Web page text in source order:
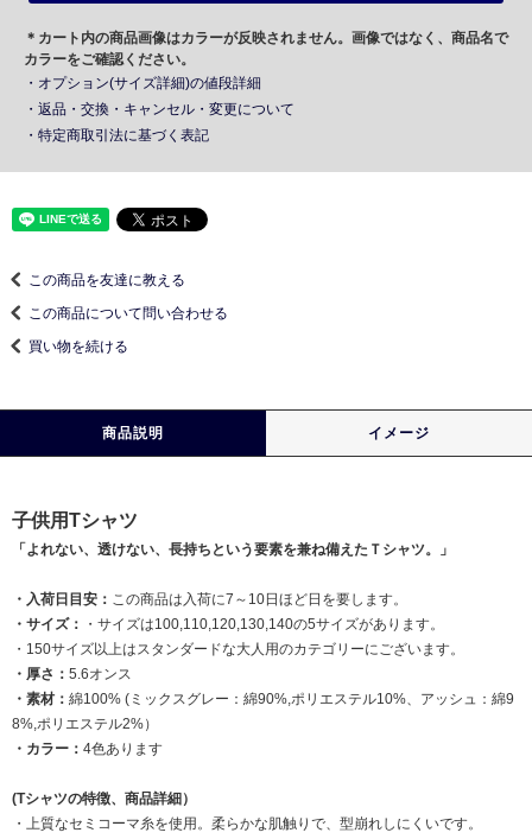
＊カート内の商品画像はカラーが反映されません。画像ではなく、商品名で
カラーをご確認ください。
・オプション(サイズ詳細)の値段詳細
・返品・交換・キャンセル・変更について
・特定商取引法に基づく表記
この商品を友達に教える
この商品について問い合わせる
買い物を続ける
商品説明 イメージ
子供用Tシャツ
「よれない、透けない、長持ちという要素を兼ね備えたＴシャツ。」
・入荷日目安： この商品は入荷に7～10日ほど日を要します。
・サイズ：
・サイズは100,110,120,130,140の5サイズがあります。
・150サイズ以上はスタンダードな大人用のカテゴリーにございます。
・厚さ： 5.6オンス
・素材： 綿100% (ミックスグレー：綿90%,ポリエステル10%、アッシュ：綿9
8%,ポリエステル2%）
・カラー： 4色あります
(Tシャツの特徴、商品詳細）
・上質なセミコーマ糸を使用。柔らかな肌触りで、型崩れしにくいです。